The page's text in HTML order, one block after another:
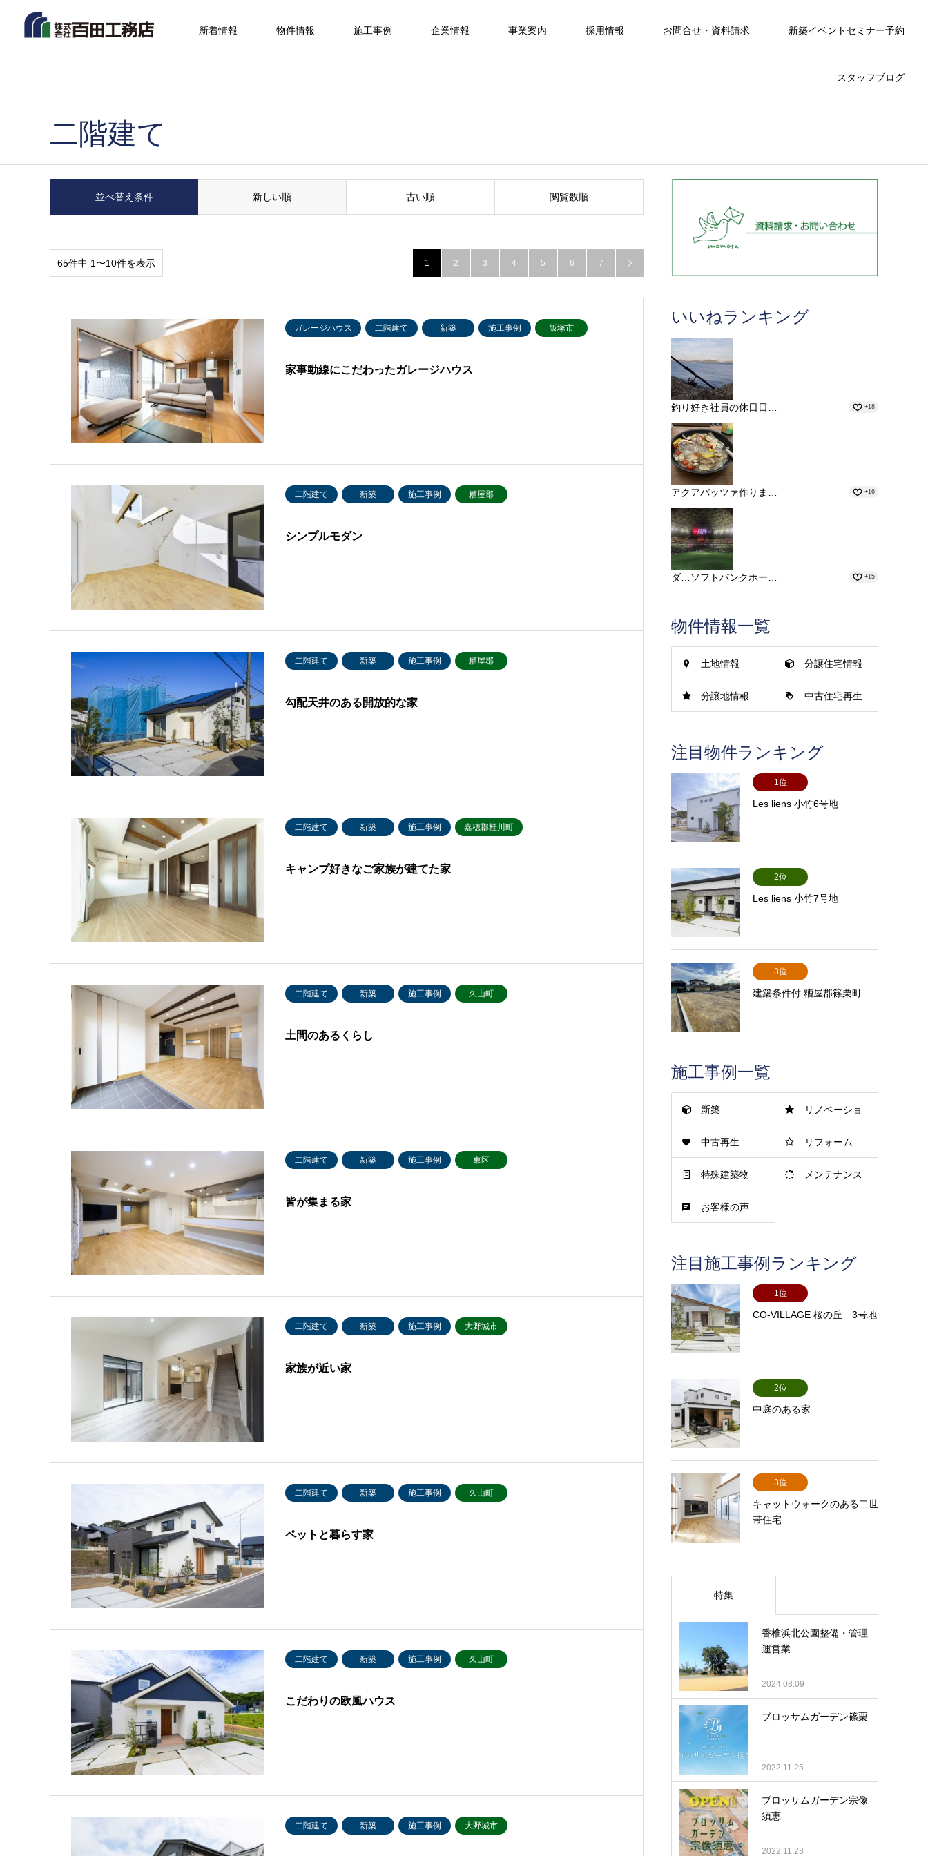
新着情報 物件情報 施工事例 企業情報 事業案内 採用情報 お問合せ・資料請求 新築イベントセミナー予約
スタッフブログ
二階建て
並べ替え条件 新しい順 古い順 閲覧数順
65件中 1〜10件を表示 1 2 3 4 5 6 7 
ガレージハウス 二階建て 新築 施工事例 飯塚市
家事動線にこだわったガレージハウス
二階建て 新築 施工事例 糟屋郡
シンプルモダン
二階建て 新築 施工事例 糟屋郡
勾配天井のある開放的な家
二階建て 新築 施工事例 嘉穂郡桂川町
キャンプ好きなご家族が建てた家
二階建て 新築 施工事例 久山町
土間のあるくらし
二階建て 新築 施工事例 東区
皆が集まる家
二階建て 新築 施工事例 大野城市
家族が近い家
二階建て 新築 施工事例 久山町
ペットと暮らす家
二階建て 新築 施工事例 久山町
こだわりの欧風ハウス
二階建て 新築 施工事例 大野城市
いいねランキング
釣り好き社員の休日日… +18
アクアパッツァ作りま… +16
ダ…ソフトバンクホー… +15
物件情報一覧
土地情報 分譲住宅情報
分譲地情報 中古住宅再生
注目物件ランキング
1位
Les liens 小竹6号地
2位
Les liens 小竹7号地
3位
建築条件付 糟屋郡篠栗町
施工事例一覧
新築 リノベーショ
ン
中古再生 リフォーム
特殊建築物 メンテナンス
お客様の声
注目施工事例ランキング
1位
CO-VILLAGE 桜の丘 3号地
2位
中庭のある家
3位
キャットウォークのある二世
帯住宅
特集
香椎浜北公園整備・管理
運営業
2024.08.09
ブロッサムガーデン篠栗
2022.11.25
ブロッサムガーデン宗像
須恵
2022.11.23